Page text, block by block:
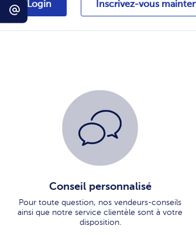
Login Inscrivez-vous
Conseil personnalisé
Pour toute question, nos vendeurs-conseils
ainsi que notre service clientèle sont à votre
disposition.